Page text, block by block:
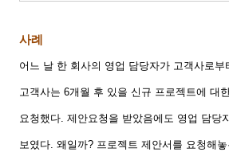
사례
어느 날 한 회사의 영업 담당자가 고객사로부
고객사는 6개월 후 있을 신규 프로젝트에 대
요청했다 .제안요청을 받았음에도 영업 담당
보였다 .왜일까? 프로젝트 제안서를 요청해